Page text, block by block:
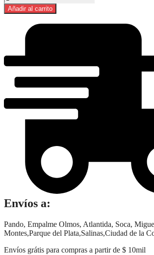
La
Selva
cantidad
Añadir al carrito
Envíos a:
Pando, Empalme Olmos, Atlantida, Soca,
Montes,Parque del Plata,Salinas,Ciudad de la
Envíos grátis para compras a partir de $ 10mil